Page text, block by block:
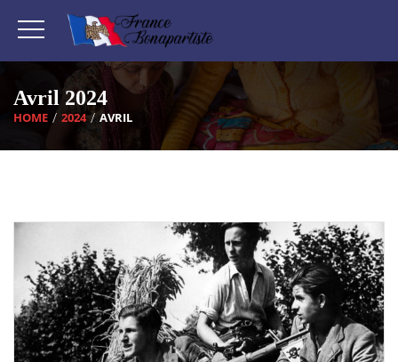
Avril 2024
HOME 2024 AVRIL